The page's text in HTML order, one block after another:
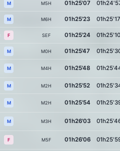
M M5H 01h25'07
M M6H 01h25'23 01h25'17
F SEF 01h25'24 01h25'10
M M0H 01h25'47
M M4H 01h25'48
M M2H 01h25'52
M M2H 01h25'54
M M3H 01h26'03
F M5F 01h26'06